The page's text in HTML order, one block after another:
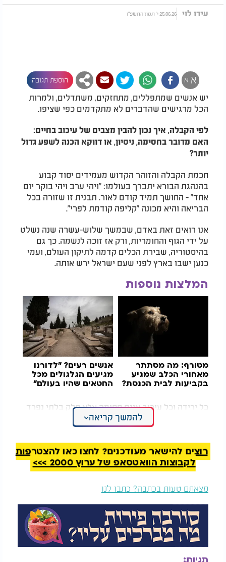
עידו לוי 25.06.26 י' תמוז התשפ"ו
א א הוספת תגובה
יש אנשים שמתפללים, מתחזקים, משתדלים, ולמרות
הכל מרגישים שהדברים לא מתקדמים כפי שציפו.
לפי הקבלה, איך נכון להבין מצבים של עיכוב בחיים:
האם מדובר בחסימה, ניסיון, או דווקא הכנה לשפע גדול
יותר?
חכמת הקבלה והזוהר הקדוש מעמידים יסוד קבוע
בהנהגת הבורא יתברך בעולמו: "ויהי ערב ויהי בוקר יום
אחד" - החושך תמיד קודם לאור. תבנית זו שזורה בכל
הבריאה והיא מכונה "קליפה קודמת לפרי".
אנו רואים זאת באדם, שבמשך שלוש-עשרה שנה נשלט
על ידי הגוף והחומריות, ורק אז זוכה לנשמה. כך גם
בהיסטוריה, שבירת הכלים קדמה לתיקון העולם, ועמי
כנען ישבו בארץ לפני שעם ישראל ירש אותה.
המלצות נוספות
מטורף: מה מסתתר
מאחורי הכלב שמגיע
בקביעות לבית הכנסת?
אנשים רעים? "לדורנו
מגיעים הגלגולים מכל
החטאים שהיו בעולם"
כל ירידה וכל עיכוב אינם חסימה אלא חלק בלתי נפרד
מהמהלך לצורך עלייה.
כאשר אדם חווה כיסופים ותשוקה לעלות בתורה
וביראת שמים אך נתקל בקשיים ואינו מצליח, האורות
הנולדים מתוך הצער, החרטה וההתעקשות להתקדם
אינם פחותים מהאורות של תקופת העלייה, ואף עולים
עליהם.
על כך נאמר: "ויגש משה אל הערפל כי שמה האלוקים" -
דווקא בתוך הערפל וההסתרה הגדולה ביותר מסתתרת
השכינה. וככל שהחשכה עמוקה יותר, כך האור שצפוי
לבקוע ממנה עצום ורב יותר.
להמשך קריאה
רוצים להישאר מעודכנים? לחצו כאן להצטרפות
לקבוצות הוואטסאפ של ערוץ 2000 >>>
מצאתם טעות בכתבה? כתבו לנו
תגיות: